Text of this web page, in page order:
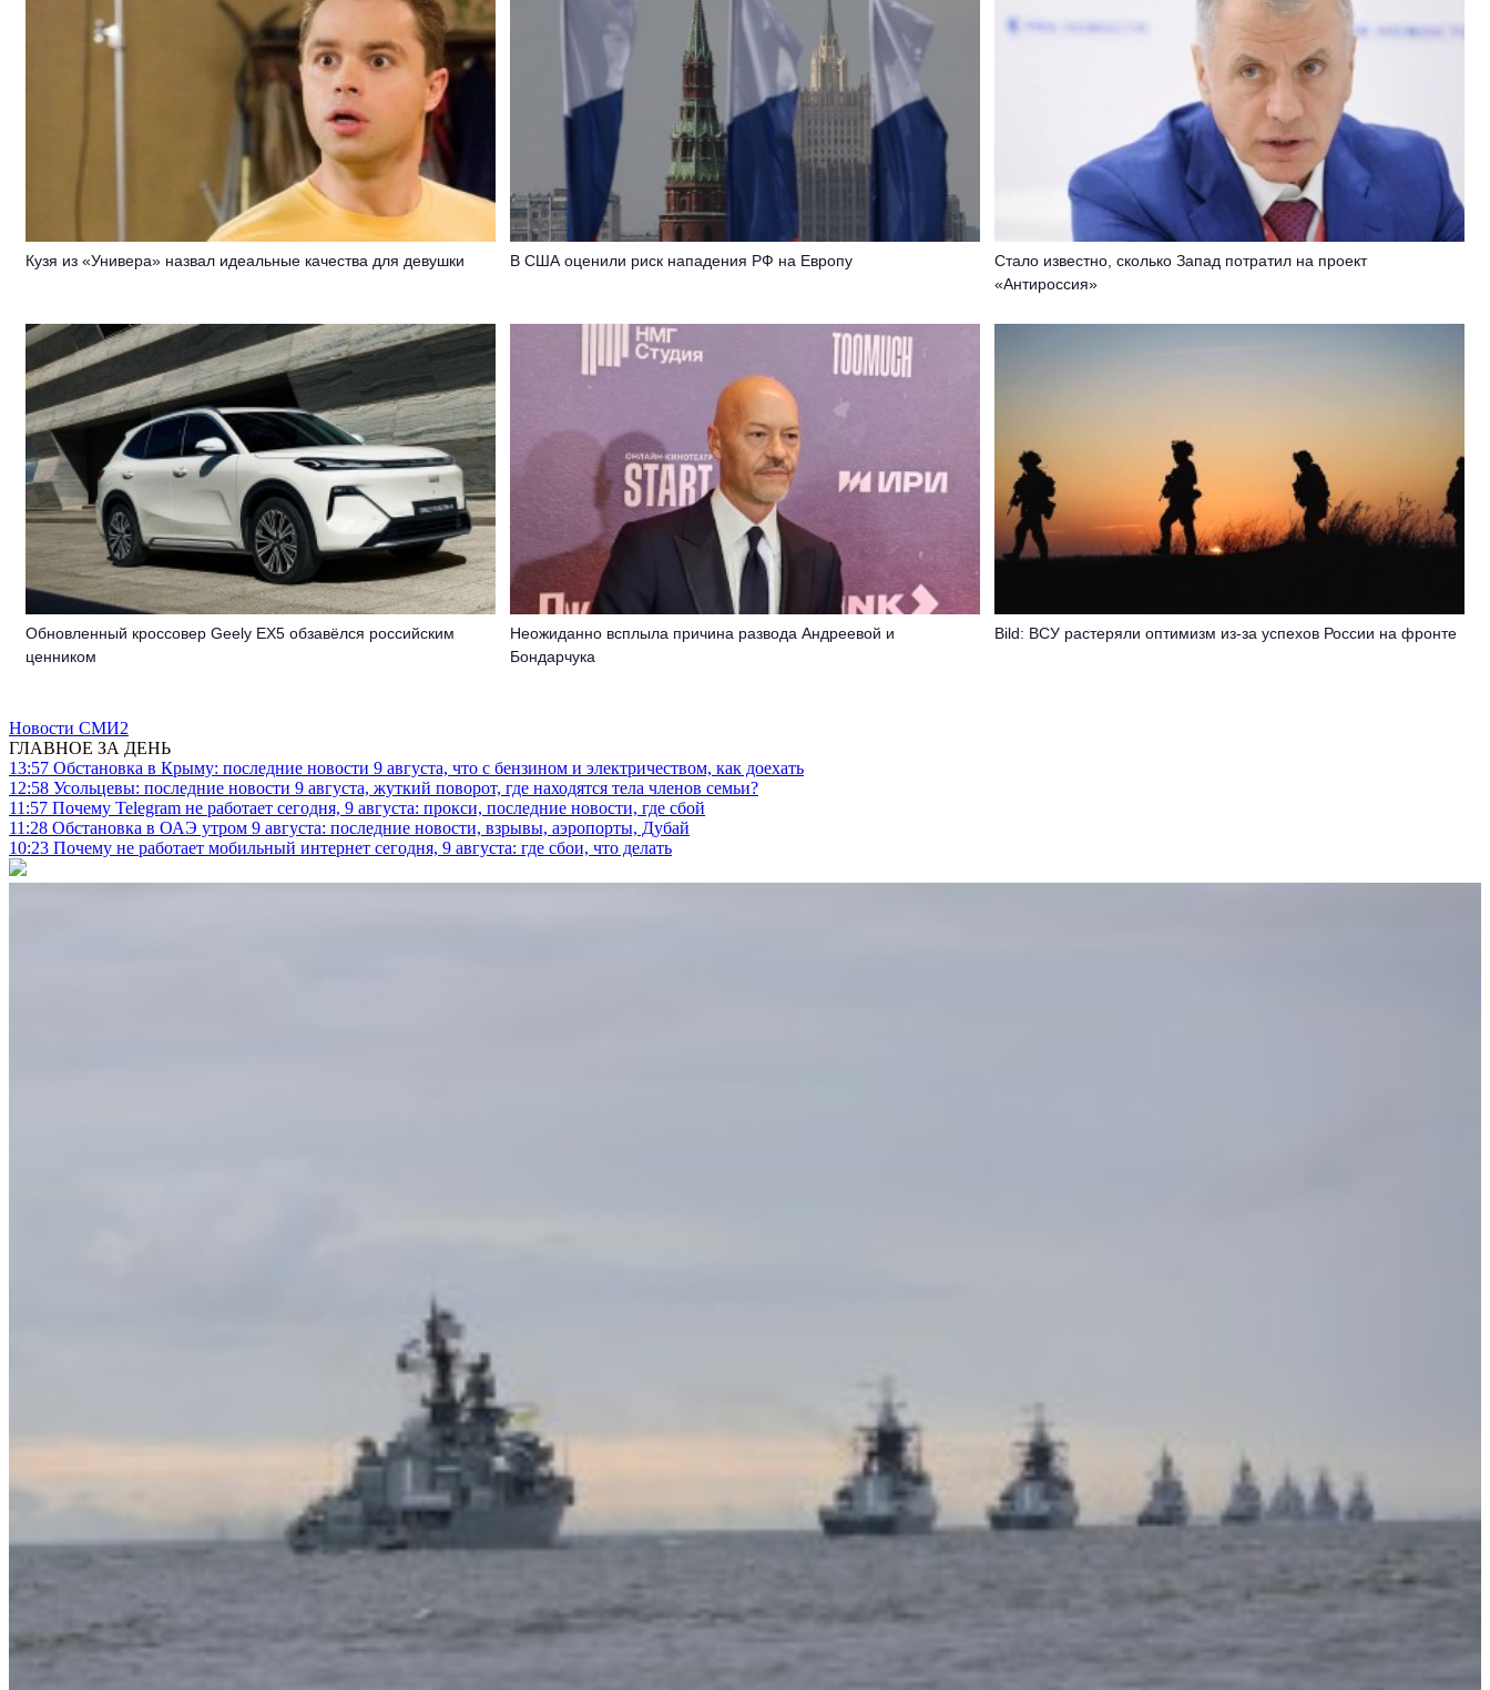
Кузя из «Универа» назвал идеальные качества для девушки В США оценили риск нападения РФ на Европу
Стало известно, сколько Запад потратил на проект
«Антироссия»
Обновленный кроссовер Geely EX5 обзавёлся российским
ценником
Неожиданно всплыла причина развода Андреевой и
Бондарчука
Bild: ВСУ растеряли оптимизм из-за успехов России на фронте
Новости СМИ2
ГЛАВНОЕ ЗА ДЕНЬ
13:57 Обстановка в Крыму: последние новости 9 августа, что с бензином и электричеством, как доехать
12:58 Усольцевы: последние новости 9 августа, жуткий поворот, где находятся тела членов семьи?
11:57 Почему Telegram не работает сегодня, 9 августа: прокси, последние новости, где сбой
11:28 Обстановка в ОАЭ утром 9 августа: последние новости, взрывы, аэропорты, Дубай
10:23 Почему не работает мобильный интернет сегодня, 9 августа: где сбои, что делать